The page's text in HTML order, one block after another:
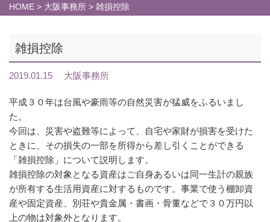
HOME > 大阪事務所 > 雑損控除
雑損控除
2019.01.15 大阪事務所
平成３０年は台風や豪雨等の自然災害が猛威をふるいまし
た。
今回は、災害や盗難等によって、自宅や家財が損害を受けた
ときに、その損失の一部を所得から差し引くことができる
「雑損控除」について説明します。
雑損控除の対象となる資産はご自身あるいは同一生計の親族
が所有する生活用資産に対するものです。事業で使う棚卸資
産や固定資産、別荘や貴金属・書画・骨董などで３０万円以
上の物は対象外となります。